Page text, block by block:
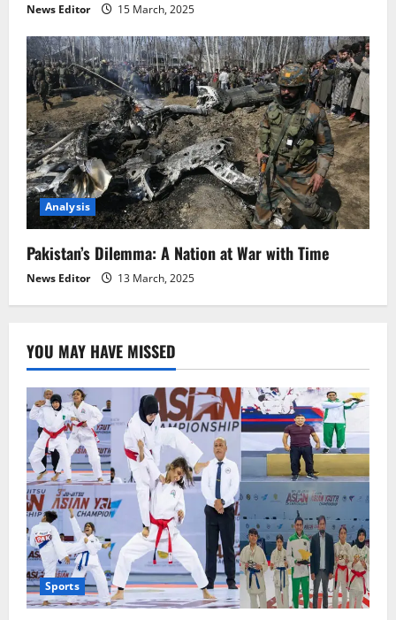
News Editor 15 March, 2025
Analysis
Pakistan’s Dilemma: A Nation at War with Time
News Editor 13 March, 2025
YOU MAY HAVE MISSED
Sports